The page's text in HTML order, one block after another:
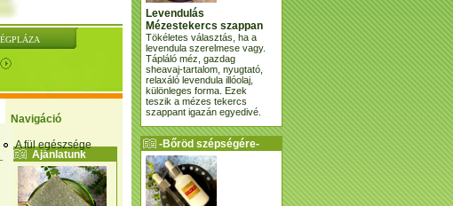
Navigáció
A fül egészsége
Ajánlatunk
Levendulás
Mézestekercs szappan
Tökéletes választás, ha a
levendula szerelmese vagy.
Tápláló méz, gazdag
sheavaj-tartalom, nyugtató,
relaxáló levendula illóolaj,
különleges forma. Ezek
teszik a mézes tekercs
szappant igazán egyedivé.
-Bőröd szépségére-